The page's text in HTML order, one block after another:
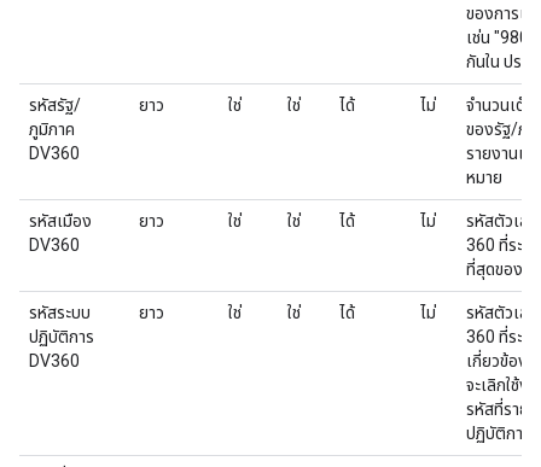
ของการแ
เช่น
กันใน ประ
รหัสรัฐ/
ภูมิภาค
DV360
ยาว ใช่ ใช่ ได้ ไม่
จำนวนเต็
ของรัฐ/ภูมิ
รายงานแล
หมาย
รหัสเมือง
DV360
ยาว ใช่ ใช่ ได้ ไม่
รหัสตัวเล
360 ที่ระบุ
ที่สุดของ ก
รหัสระบบ
ปฏิบัติการ
DV360
ยาว ใช่ ใช่ ได้ ไม่
รหัสตัวเล
360 ที่ระบุ
เกี่ยวข้อง
จะเลิกใช้ง
รหัสที่รายง
ปฏิบัติการ